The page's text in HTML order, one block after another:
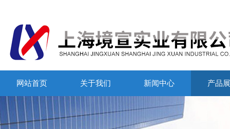
网站首页 关于我们 新闻中心 产品